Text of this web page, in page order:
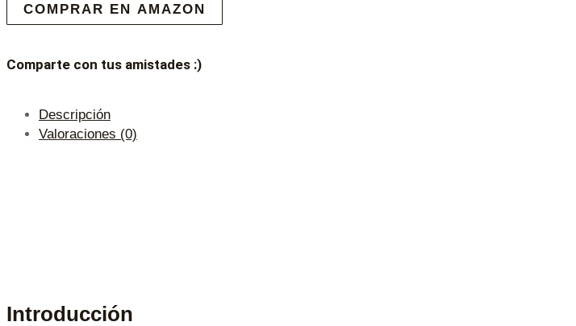
COMPRAR EN AMAZON
Comparte con tus amistades :)
Descripción
Valoraciones (0)
Introducción